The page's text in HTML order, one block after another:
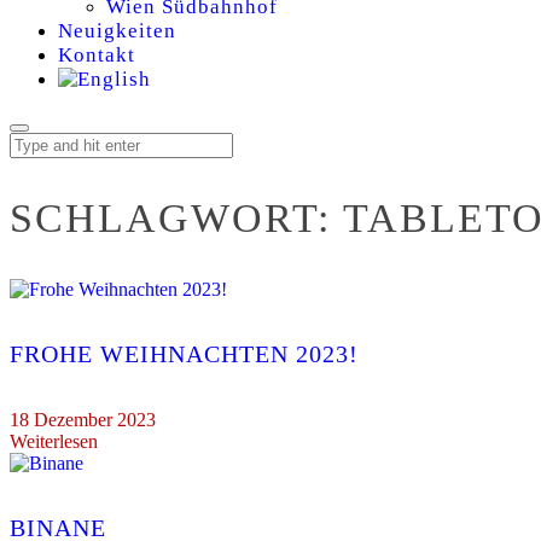
Wien Südbahnhof
Neuigkeiten
Kontakt
SCHLAGWORT:
FROHE WEIHNACHTEN 2023!
18 Dezember 2023
Weiterlesen
BINANE